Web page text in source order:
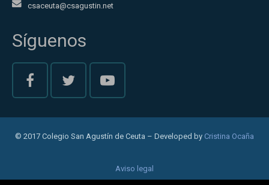
csaceuta@csagustin.net
Síguenos
© 2017 Colegio San Agustín de Ceuta – Developed by Cristina Ocaña
Aviso legal